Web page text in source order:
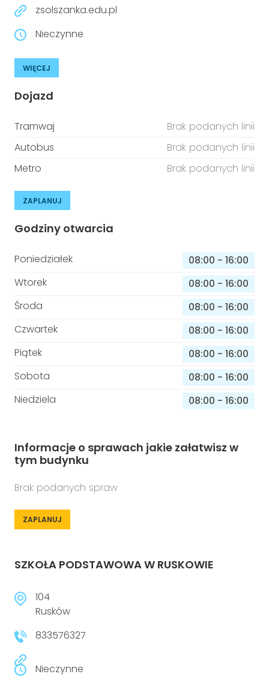
zsolszanka.edu.pl
Nieczynne
WIĘCEJ
Dojazd
Tramwaj
Brak podanych linii
Autobus
Brak podanych linii
Metro
Brak podanych linii
ZAPLANUJ
Godziny otwarcia
Poniedziałek 08:00 - 16:00
Wtorek
08:00 - 16:00
Środa
08:00 - 16:00
Czwartek
08:00 - 16:00
Piątek
08:00 - 16:00
Sobota
08:00 - 16:00
Niedziela
08:00 - 16:00
Informacje o sprawach jakie załatwisz w
tym budynku
Brak podanych spraw
ZAPLANUJ
SZKOŁA PODSTAWOWA W RUSKOWIE
104
Rusków
833576327
Nieczynne